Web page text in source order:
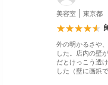
美容室 東京都
外の明かるさや
した。店内の壁
だとけっこう透
した（壁に画鋲